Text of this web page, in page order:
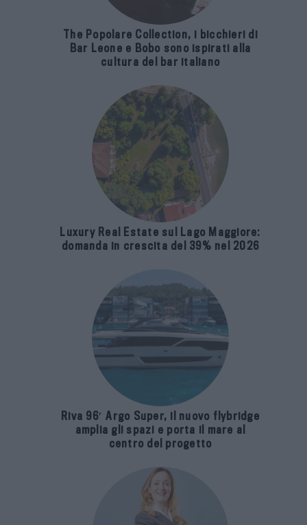
The Popolare Collection, i bicchieri di
Bar Leone e Bobo sono ispirati alla
cultura del bar italiano
Luxury Real Estate sul Lago Maggiore:
domanda in crescita del 39% nel 2026
Riva 96′ Argo Super, il nuovo flybridge
amplia gli spazi e porta il mare al
centro del progetto